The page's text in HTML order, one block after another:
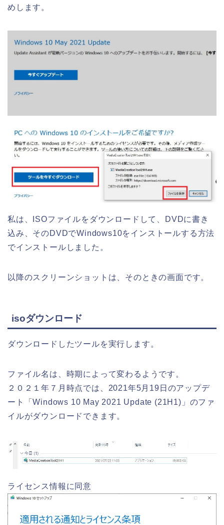
めします。
私は、ISOファイルをダウンロードして、DVDに書き
込み、そのDVDでWindows10をインストールする方法
でインストールしました。
以降のスクリーンショットは、そのときの画面です。
isoダウンロード
ダウンロードしたツールを実行します。
ファイル名は、時期によって変わるようです。
２０２１年７月時点では、2021年5月19日のアップデ
ート「Windows 10 May 2021 Update (21H1)」のファ
イルがダウンロードできます。
ライセンス情報に同意